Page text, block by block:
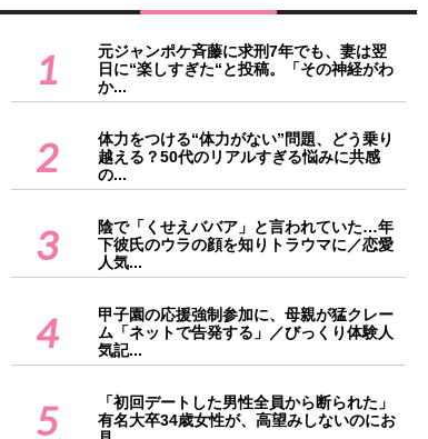
1
元ジャンポケ斉藤に求刑7年でも、妻は翌
日に“楽しすぎた“と投稿。「その神経がわ
か...
2
体力をつける“体力がない”問題、どう乗り
越える？50代のリアルすぎる悩みに共感
の...
3
陰で「くせえババア」と言われていた…年
下彼氏のウラの顔を知りトラウマに／恋愛
人気...
4
甲子園の応援強制参加に、母親が猛クレー
ム「ネットで告発する」／びっくり体験人
気記...
5
「初回デートした男性全員から断られた」
有名大卒34歳女性が、高望みしないのにお